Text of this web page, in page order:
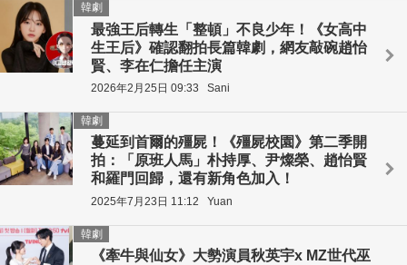
最強王后轉生「整頓」不良少年！《女高中
生王后》確認翻拍長篇韓劇，網友敲碗趙怡
賢、李在仁擔任主演
韓劇
2026年2月25日 09:33 Sani
蔓延到首爾的殭屍！《殭屍校園》第二季開
拍：「原班人馬」朴持厚、尹燦榮、趙怡賢
和羅門回歸，還有新角色加入！
韓劇
2025年7月23日 11:12 Yuan
《牽牛與仙女》大勢演員秋英宇x MZ世代巫
韓劇